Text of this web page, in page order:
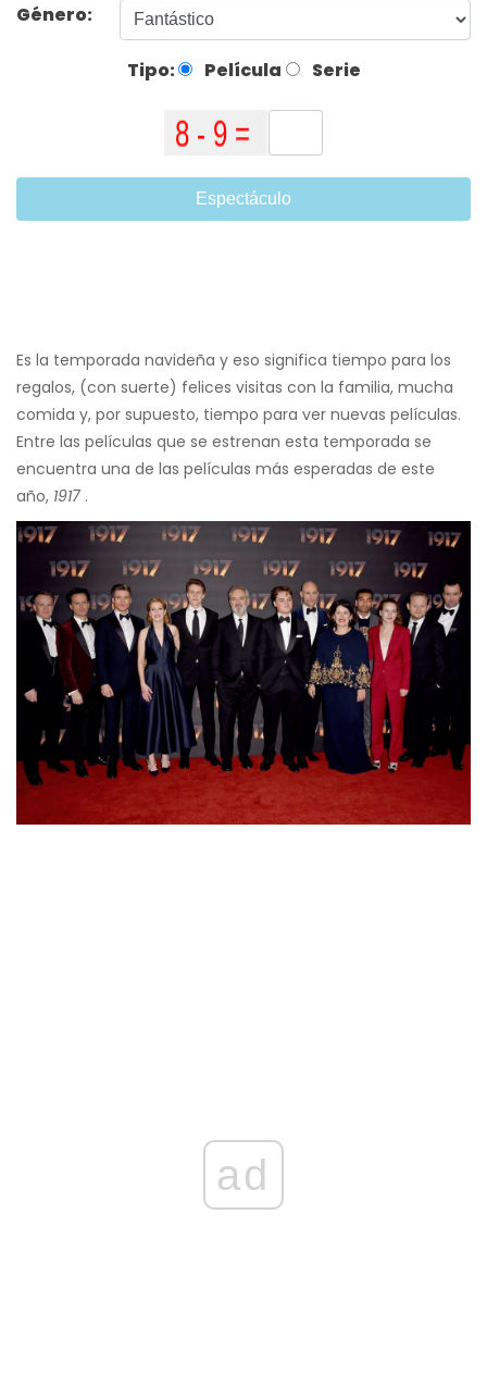
Género:
Tipo: Película Serie
Espectáculo
Es la temporada navideña y eso significa tiempo para los
regalos, (con suerte) felices visitas con la familia, mucha
comida y, por supuesto, tiempo para ver nuevas películas.
Entre las películas que se estrenan esta temporada se
encuentra una de las películas más esperadas de este
año, 1917 .
ad